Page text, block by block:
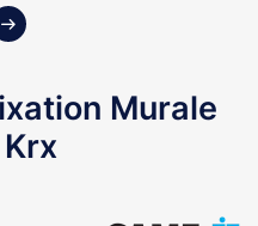
Next
Murale